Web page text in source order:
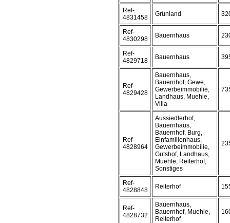
Ref-
4831458
Grünland
Ref-
4830298
Bauernhaus
Ref-
4829718
Bauernhaus
Ref-
4829428
Bauernhaus,
Bauernhof, Gewe,
Gewerbeimmobilie,
Landhaus, Muehle,
Villa
Ref-
4828964
Aussiedlerhof,
Bauernhaus,
Bauernhof, Burg,
Einfamilienhaus,
Gewerbeimmobilie,
Gutshof, Landhaus,
Muehle, Reiterhof,
Sonstiges
Ref-
4828848
Reiterhof
Ref-
4828732
Bauernhaus,
Bauernhof, Muehle,
Reiterhof